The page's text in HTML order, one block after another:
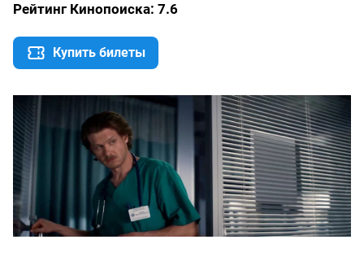
Рейтинг Кинопоиска: 7.6
Купить билеты